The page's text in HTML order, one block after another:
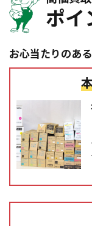
ポイ
お心当たりのあ